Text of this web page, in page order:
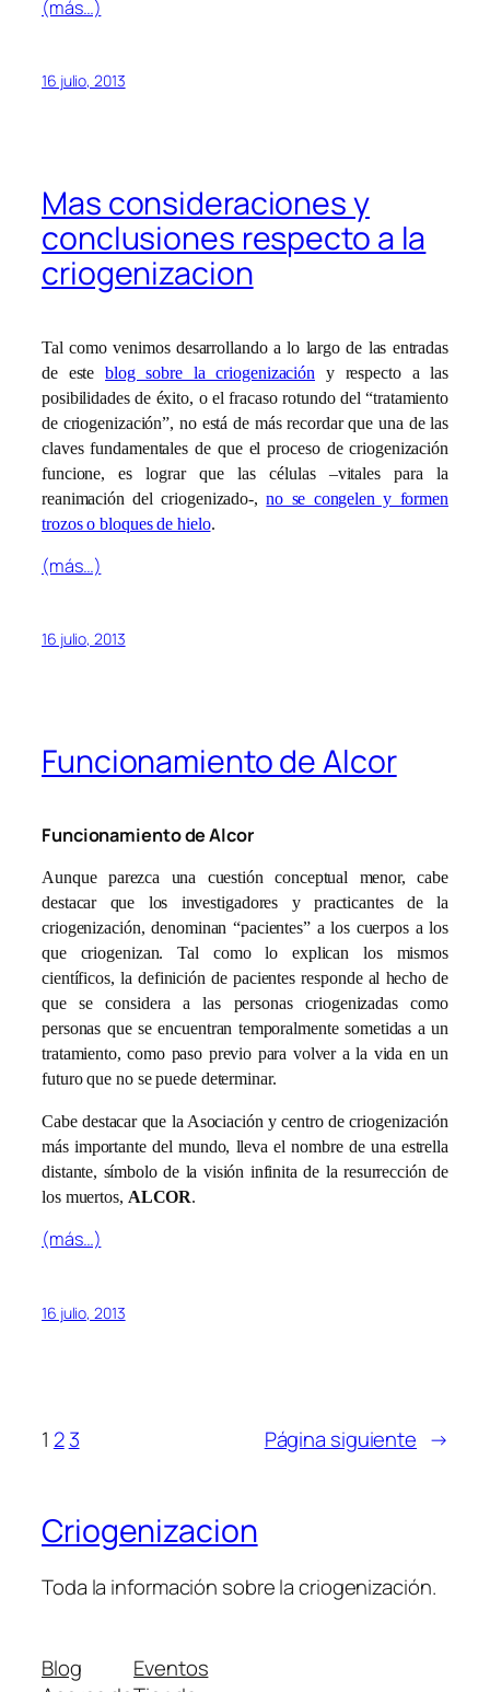
(más…)
16 julio, 2013
Mas consideraciones y
conclusiones respecto a la
criogenizacion
Tal como venimos desarrollando a lo largo de las entradas
de esteblog sobre la criogenización y respecto a las
posibilidades de éxito, o el fracaso rotundo del “tratamiento
de criogenización”, no está de más recordar que una de las
claves fundamentales de que el proceso de criogenización
funcione, es lograr que las células –vitales para la
reanimación del criogenizado-,no se congelen y formen
trozos o bloques de hielo.
(más…)
16 julio, 2013
Funcionamiento de Alcor
Funcionamiento de Alcor
Aunque parezca una cuestión conceptual menor, cabe
destacar que los investigadores y practicantes de la
criogenización, denominan “pacientes” a los cuerpos a los
que criogenizan. Tal como lo explican los mismos
científicos, la definición de pacientes responde al hecho de
que se considera a las personas criogenizadas como
personas que se encuentran temporalmente sometidas a un
tratamiento, como paso previo para volver a la vida en un
futuro que no se puede determinar.
Cabe destacar que la Asociación y centro de criogenización
más importante del mundo, lleva el nombre de una estrella
distante, símbolo de la visión infinita de la resurrección de
los muertos, ALCOR.
(más…)
16 julio, 2013
1 2 3 Página siguiente →
Criogenizacion
Toda la información sobre la criogenización.
Blog
Eventos